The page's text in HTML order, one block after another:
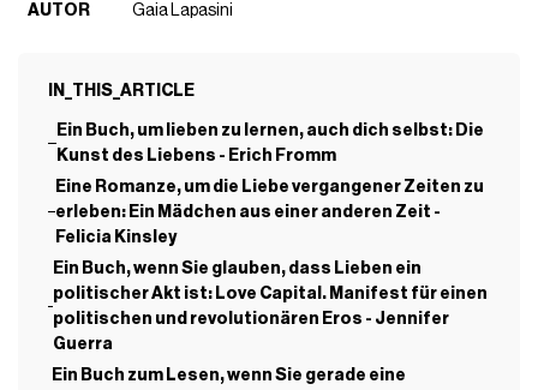
AUTOR
Gaia Lapasini
IN_THIS_ARTICLE
Ein Buch, um lieben zu lernen, auch dich selbst: Die
Kunst des Liebens - Erich Fromm
Eine Romanze, um die Liebe vergangener Zeiten zu
erleben: Ein Mädchen aus einer anderen Zeit -
Felicia Kinsley
Ein Buch, wenn Sie glauben, dass Lieben ein
politischer Akt ist: Love Capital. Manifest für einen
politischen und revolutionären Eros - Jennifer
Guerra
Ein Buch zum Lesen, wenn Sie gerade eine